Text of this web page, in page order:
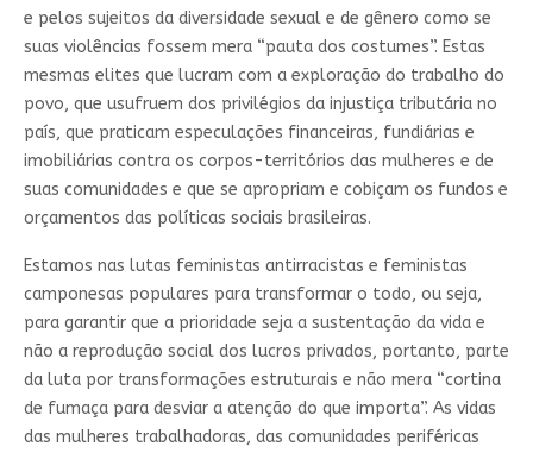
e pelos sujeitos da diversidade sexual e de gênero como se
suas violências fossem mera “pauta dos costumes”. Estas
mesmas elites que lucram com a exploração do trabalho do
povo, que usufruem dos privilégios da injustiça tributária no
país, que praticam especulações financeiras, fundiárias e
imobiliárias contra os corpos-territórios das mulheres e de
suas comunidades e que se apropriam e cobiçam os fundos e
orçamentos das políticas sociais brasileiras.
Estamos nas lutas feministas antirracistas e feministas
camponesas populares para transformar o todo, ou seja,
para garantir que a prioridade seja a sustentação da vida e
não a reprodução social dos lucros privados, portanto, parte
da luta por transformações estruturais e não mera “cortina
de fumaça para desviar a atenção do que importa”. As vidas
das mulheres trabalhadoras, das comunidades periféricas